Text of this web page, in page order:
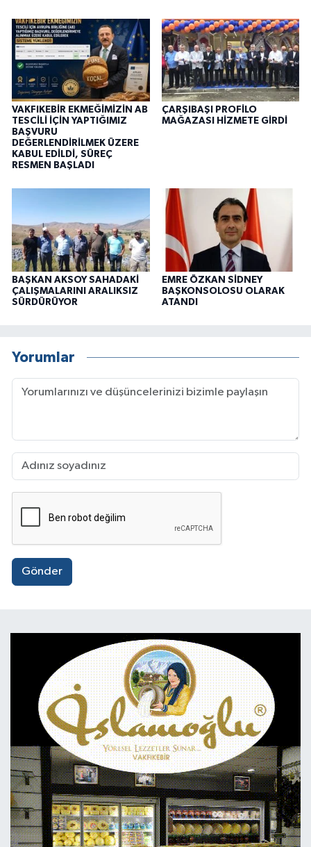
VAKFIKEBİR EKMEĞİMİZİN AB
TESCİLİ İÇİN YAPTIĞIMIZ
BAŞVURU
DEĞERLENDİRİLMEK ÜZERE
KABUL EDİLDİ, SÜREÇ
RESMEN BAŞLADI
ÇARŞIBAŞI PROFİLO
MAĞAZASI HİZMETE GİRDİ
BAŞKAN AKSOY SAHADAKİ
ÇALIŞMALARINI ARALIKSIZ
SÜRDÜRÜYOR
EMRE ÖZKAN SİDNEY
BAŞKONSOLOSU OLARAK
ATANDI
Yorumlar
Gönder